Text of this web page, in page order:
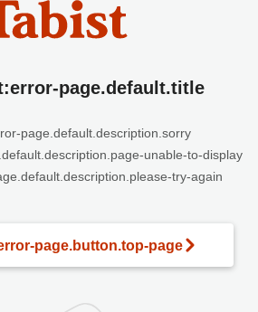
page.default.title
page.default.description.sorry
unable-to-display
try-again
page.button.top-page